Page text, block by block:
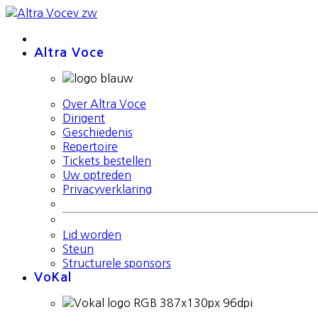
Altra Voce
Over Altra Voce
Dirigent
Geschiedenis
Repertoire
Tickets bestellen
Uw optreden
Privacyverklaring
Lid worden
Steun
Structurele sponsors
VoKal